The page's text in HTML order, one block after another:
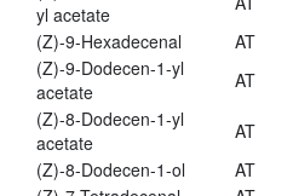
yl acetate
(Z)-9-Hexadecenal
AT
(Z)-9-Dodecen-1-yl
acetate
AT
(Z)-8-Dodecen-1-yl
acetate
AT
(Z)-8-Dodecen-1-ol
AT